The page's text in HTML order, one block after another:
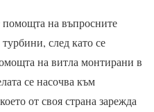
помощта на въпросните
след като се
на витла монтирани в
се насочва към
от своя страна зарежда